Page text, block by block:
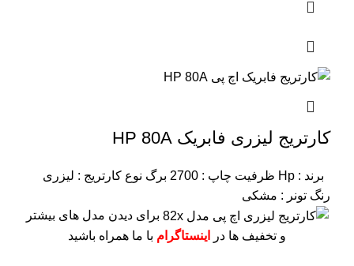
کارتریج لیزری فابریک HP 80A
برند : Hp ظرفیت چاپ : 2700 برگ
نوع کارتریج : لیزری
رنگ تونر : مشکی
برای دیدن مدل های بیشتر
و تخفیف ها در
اینستاگرام با ما همراه باشید